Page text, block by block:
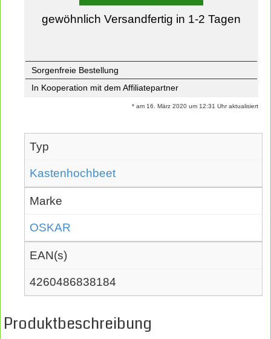
gewöhnlich Versandfertig in 1-2 Tagen
Sorgenfreie Bestellung
In Kooperation mit dem Affiliatepartner
* am 16. März 2020 um 12:31 Uhr aktualisiert
Typ
Kastenhochbeet
Marke
OSKAR
EAN(s)
4260486838184
Produktbeschreibung